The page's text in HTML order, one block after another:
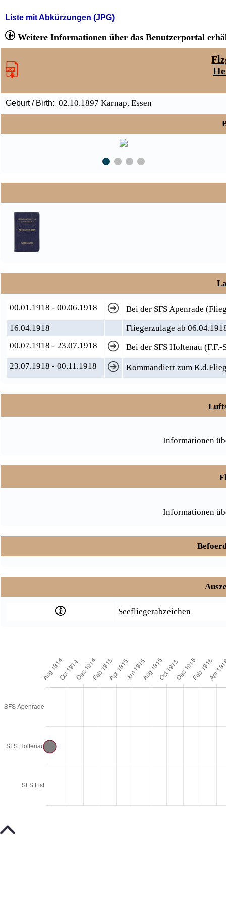
Liste mit Abkürzungen (JPG)
Weitere Informationen über das Benutzerportal
Geburt / Birth: 02.10.1897 Karnap, Essen
00.01.1918 - 00.06.1918
Bei der SFS Apenrade
16.04.1918
Fliegerzulage ab
00.07.1918 - 23.07.1918
Bei der SFS Holtenau (F.F.-
23.07.1918 - 00.11.1918
Kommandiert zum
Informationen
Informationen
Seefliegerabzeichen